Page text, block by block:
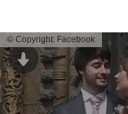
© Copyright: Facebook